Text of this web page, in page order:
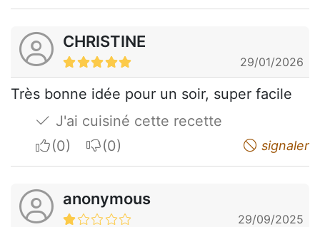
CHRISTINE
29/01/2026
Très bonne idée pour un soir, super facile
J'ai cuisiné cette recette
I apreciateI do not appreciate signaler
anonymous
29/09/2025